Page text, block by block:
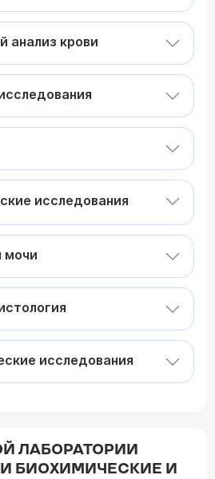
анализ крови
исследования
мочи
исследования
ЛАБОРАТОРИИ
БИОХИМИЧЕСКИЕ И